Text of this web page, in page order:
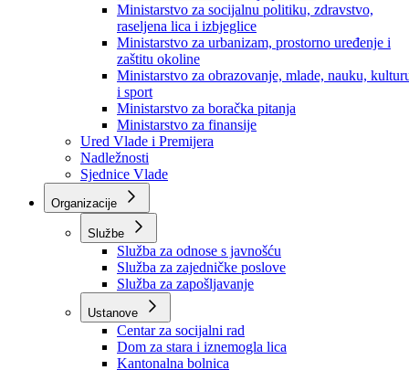
Ministarstvo za privredu
Ministarstvo za pravosuđe, upravu i radne odnose
Ministarstvo za unutrašnje poslove
Ministarstvo za socijalnu politiku, zdravstvo,
raseljena lica i izbjeglice
Ministarstvo za urbanizam, prostorno uređenje i
zaštitu okoline
Ministarstvo za obrazovanje, mlade, nauku,
i sport
Ministarstvo za boračka pitanja
Ministarstvo za finansije
Ured Vlade i Premijera
Nadležnosti
Sjednice Vlade
Organizacije
Službe
Služba za odnose s javnošću
Služba za zajedničke poslove
Služba za zapošljavanje
Ustanove